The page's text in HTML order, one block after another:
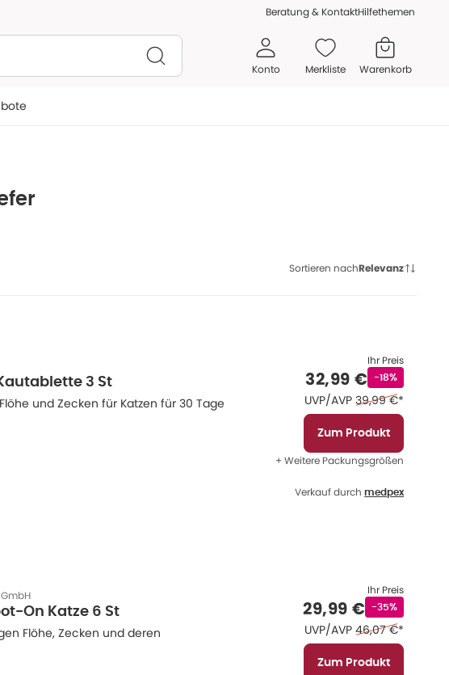
Beratung & KontaktHilfethemen
Konto Merkliste Warenkorb
Sortieren nachRelevanz
3 St
und Zecken für Katzen für 30 Tage
Ihr Preis
Verkaufspreis
32,99 €Rabattstempel
-18%
UVP/AVP Ehemaliger Preis
39,99 €*
Zum Produkt
+ Weitere Packungsgrößen
Verkauf durch medpex
On Katze 6 St
Flöhe, Zecken und deren
Ihr Preis
Verkaufspreis
29,99 €Rabattstempel
-35%
UVP/AVP Ehemaliger Preis
46,07 €*
Zum Produkt